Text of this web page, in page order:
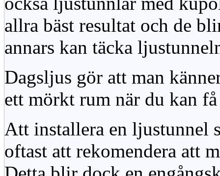
allra bäst resultat och de
annars kan täcka
Dagsljus gör att man
ett mörkt rum när du kan
Att installera en ljustunnel
oftast att rekomendera att